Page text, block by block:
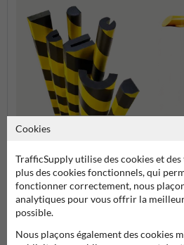
Barrière de sécurité
Cookies
TrafficSupply utilise des cookies et
plus des cookies fonctionnels, qui
fonctionner correctement, nous
analytiques pour vous offrir la
possible.
Nous plaçons également des cookies